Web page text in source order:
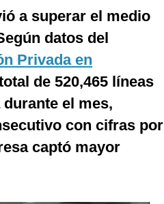
a superar el medio
datos del
Privada en
de 520,465 líneas
el mes,
con cifras por
captó mayor